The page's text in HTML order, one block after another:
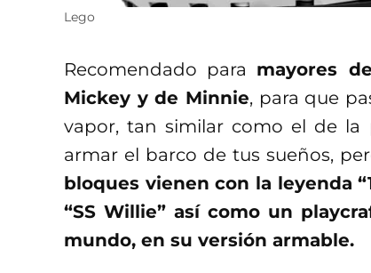
Lego
Recomendado para mayores
Mickey y de Minnie, para que
vapor, tan similar como el de la
armar el barco de tus sueños,
bloques vienen con la leyenda
“SS Willie” así como un
mundo, en su versión armable.